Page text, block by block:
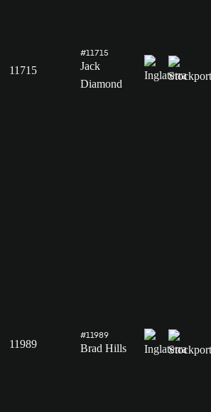
11715
#11715
Jack
Diamond
11989
#11989
Brad Hills